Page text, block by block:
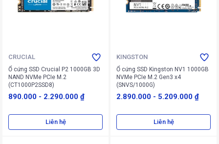
CRUCIAL
Ổ cứng SSD Crucial P2 1000GB 3D
NAND NVMe PCIe M.2
(CT1000P2SSD8)
890.000 - 2.290.000 ₫
Liên hệ
KINGSTON
Ổ cứng SSD Kingston NV1 1000GB
NVMe PCIe M.2 Gen3 x4
(SNVS/1000G)
2.890.000 - 5.209.000 ₫
Liên hệ